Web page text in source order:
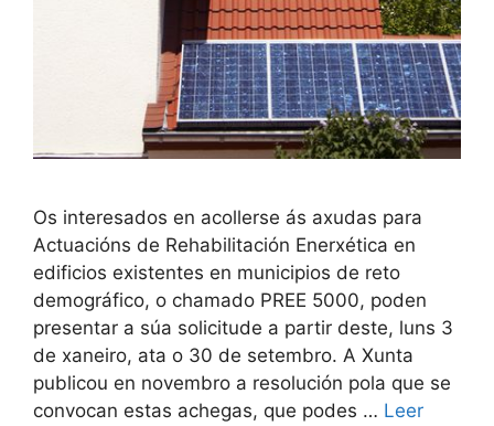
Os interesados en acollerse ás axudas para
Actuacións de Rehabilitación Enerxética en
edificios existentes en municipios de reto
demográfico, o chamado PREE 5000, poden
presentar a súa solicitude a partir deste, luns 3
de xaneiro, ata o 30 de setembro. A Xunta
publicou en novembro a resolución pola que se
convocan estas achegas, que podes … Leer